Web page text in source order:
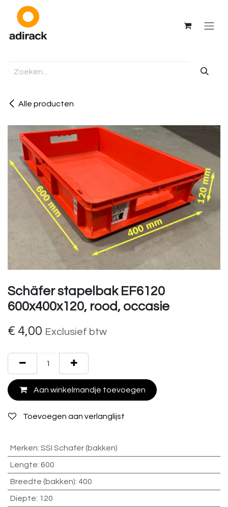
Overslaan naar inhoud
Alle producten
Schäfer stapelbak EF6120
600x400x120, rood, occasie
€ 4,00 Exclusief btw
Aan winkelmandje toevoegen
Toevoegen aan verlanglijst
Merken: SSI Schafer (bakken)
Lengte: 600
Breedte (bakken): 400
Diepte: 120